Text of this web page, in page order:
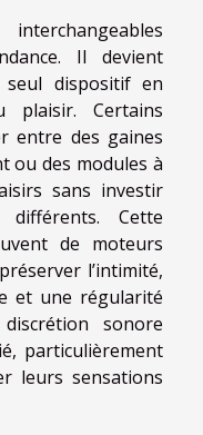
Il devient
dispositif en
Certains
entre des gaines
ou des modules à
sans investir
différents. Cette
de moteurs
l’intimité,
et une régularité
sonore
particulièrement
leurs sensations